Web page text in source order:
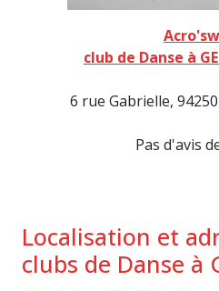
club de Danse à
6 rue Gabrielle,
Pas d'avis
Localisation et
clubs de Danse à